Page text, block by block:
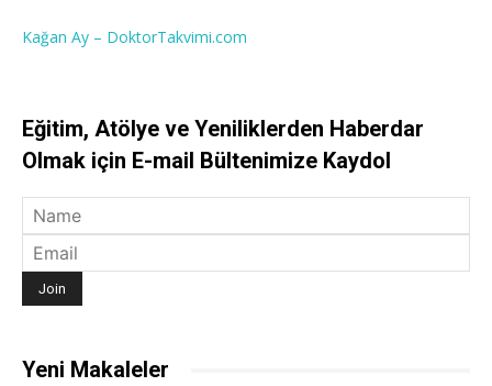
Kağan Ay – DoktorTakvimi.com
Eğitim, Atölye ve Yeniliklerden Haberdar
Olmak için E-mail Bültenimize Kaydol
Yeni Makaleler